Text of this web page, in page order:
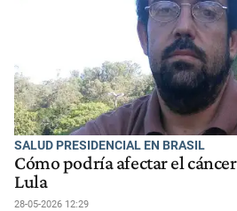
SALUD PRESIDENCIAL EN BRASIL
Cómo podría afectar el
Lula
28-05-2026 12:29